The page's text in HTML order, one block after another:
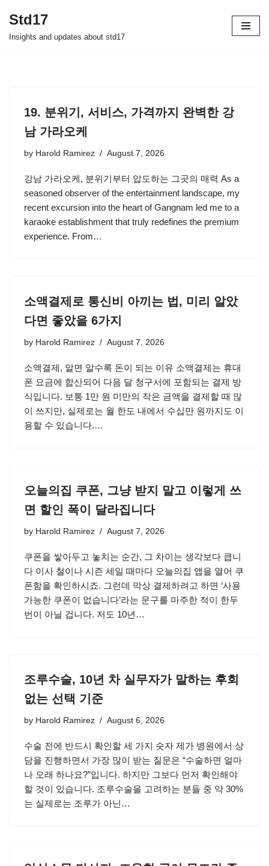
Skip
Std17
Insights and updates about std17
19. 분위기, 서비스, 가격까지 완벽한 강
남 가라오케
by Harold Ramirez August 7, 2026
강남 가라오케, 분위기부터 압도하는 그곳의 매력 As a
seasoned observer of the entertainment landscape, my
recent excursion into the heart of Gangnam led me to a
karaoke establishment that truly redefines the premium
experience. From…
소액결제로 통신비 아끼는 법, 미리 알았
다면 좋았을 6가지
by Harold Ramirez August 7, 2026
소액결제, 알면 알수록 돈이 되는 이유 소액결제는 휴대
폰 요금에 합산되어 다음 달 청구서에 포함되는 결제 방
식입니다. 보통 1만 원 미만의 작은 금액을 결제할 때 많
이 쓰지만, 실제로는 월 한도 내에서 수십만 원까지도 이
용할 수 있습니다.…
오늘의집 쿠폰, 그냥 받지 말고 이렇게 쓰
면 할인 폭이 달라집니다
by Harold Ramirez August 7, 2026
쿠폰을 쌓아두고 놓치는 순간, 그 차이는 생각보다 큽니
다 이사 철이나 시즌 세일 때마다 오늘의집 앱을 열어 쿠
폰함을 확인하시죠. 그런데 막상 결제하려고 하면 ‘사용
가능한 쿠폰이 없습니다’라는 문구를 마주한 적이 한두
번이 아닐 겁니다. 저도 10년…
조루수술, 10년 차 실무자가 말하는 후회
없는 선택 기준
by Harold Ramirez August 6, 2026
수술 전에 반드시 확인할 세 가지 숫자 제가 병원에서 상
담을 진행하면서 가장 많이 받는 질문은 “수술하면 얼마
나 오래 하나요?”입니다. 하지만 그보다 먼저 확인해야
할 것이 있습니다. 조루수술을 고려하는 분들 중 약 30%
는 실제로는 조루가 아닌…